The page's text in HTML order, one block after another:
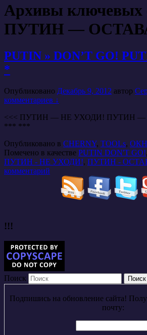
Архивы ключевых
ПУТИН —
PUTIN » DON’T GO!
*
Опубликовано Декабрь 9, 2012 автор
комментариев ↓
<<< ПУТИН — НЕ УХОДИ! ПУТИН —
*** ***
Опубликовано в CHERNY, TOOLs,
Помечено в качестве PUTIN DON'T GO!,
ПУТИН - НЕ УХОДИ!, ПУТИН -
комментарий
!!!
Поиск
Подпишись на обновление сайта!
почту: